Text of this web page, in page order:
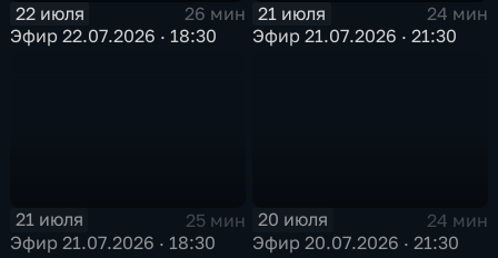
22 июля
26 мин
Эфир 22.07.2026 · 18:30
21 июля
24 мин
Эфир 21.07.2026 · 21:30
21 июля
25 мин
Эфир 21.07.2026 · 18:30
20 июля
24 мин
Эфир 20.07.2026 · 21:30